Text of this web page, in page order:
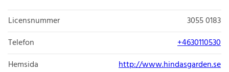
Licensnummer
3055 0183
Telefon
+4630110530
Hemsida
http://www.hindasgarden.se